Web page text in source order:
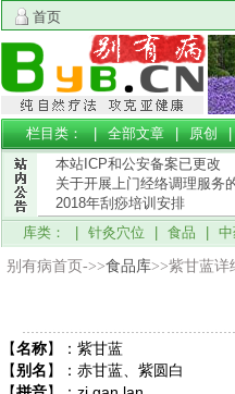
首页
栏目类： |全部文章|原创
本站ICP和公安备案已更改
关于开展上门经络调理服务
2018年刮痧培训安排
库类： | 针灸穴位 食品
别有病首页->>食品库>>紫甘蓝详
【名称】： 紫甘蓝
【别名】： 赤甘蓝、紫圆白